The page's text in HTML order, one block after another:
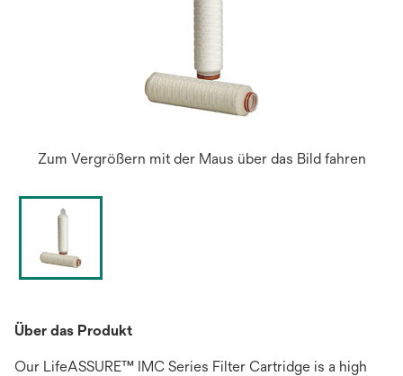
Zum Vergrößern mit der Maus über das Bild fahren
Über das Produkt
Our LifeASSURE™ IMC Series Filter Cartridge is a high